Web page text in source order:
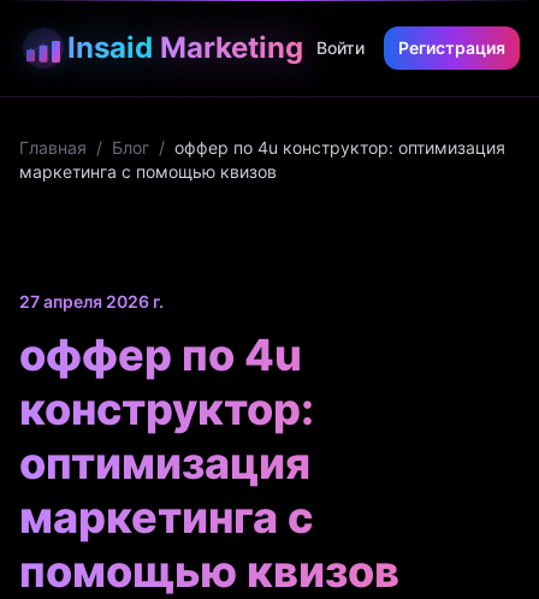
Insaid Marketing Войти Регистрация
Главная / Блог / оффер по 4u конструктор: оптимизация
маркетинга с помощью квизов
27 апреля 2026 г.
оффер по 4u
конструктор:
оптимизация
маркетинга с
помощью квизов